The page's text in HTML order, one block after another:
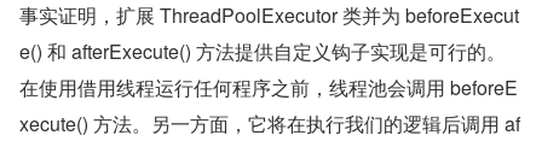
事实证明，扩展 ThreadPoolExecutor 类并为 beforeExecut
e() 和 afterExecute() 方法提供自定义钩子实现是可行的。
在使用借用线程运行任何程序之前，线程池会调用 beforeE
xecute() 方法。另一方面，它将在执行我们的逻辑后调用 af